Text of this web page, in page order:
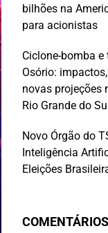
bilhões na
para acionistas
Ciclone-bomba
Osório:
novas projeções
Rio Grande do
Novo Órgão do
Inteligência
Eleições
COMENTÁRIOS